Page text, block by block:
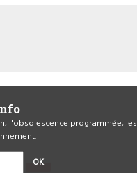
l'obsolescence programmée, les
OK